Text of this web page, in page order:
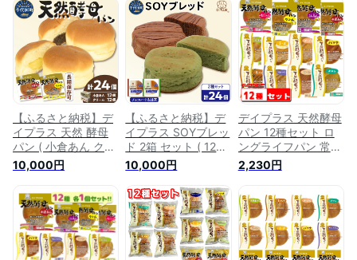
【ふるさと納税】デ
イプラス 天然 酵母
パン ( 小倉あん クリ
ーム ) セット ロング
ライフパン 天然酵母
十勝産 生乳 使用 小
倉あんこ 小豆 カス
タード しっとり ふ
っくら 常備食 備え
長持ち 常温保存 群
10,000円
【ふるさと納税】デ
イプラス SOYブレッ
ド 2箱 セット ( 12個
入り×2箱 計 24個 )
チョコレート & 抹茶
パン 天然酵母 パン
ロングライフパン 長
期保存 常温保存 大
容量 災害用 常備食
おやつ 朝食 朝食パ
10,000円
デイプラス 天然酵母
パン 12種セット ロ
ングライフパン 常温
保存
2,230円